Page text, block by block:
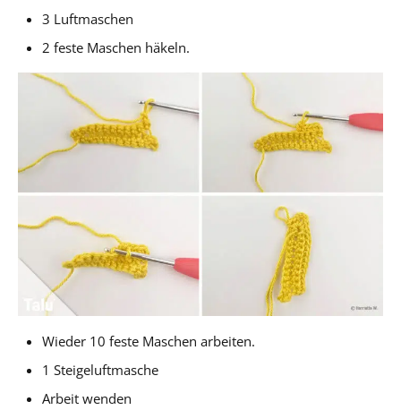
3 Luftmaschen
2 feste Maschen häkeln.
Wieder 10 feste Maschen arbeiten.
1 Steigeluftmasche
Arbeit wenden